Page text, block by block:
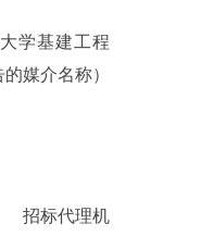
学基建工程
媒介名称）
标代理机